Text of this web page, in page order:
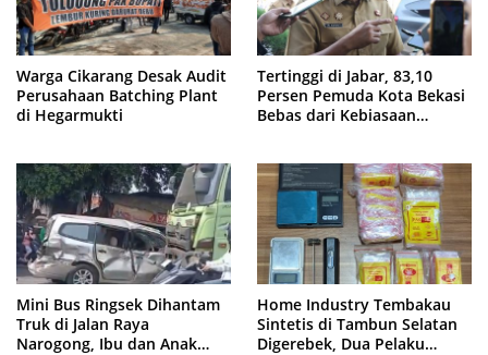
Warga Cikarang Desak Audit
Perusahaan Batching Plant
di Hegarmukti
Tertinggi di Jabar, 83,10
Persen Pemuda Kota Bekasi
Bebas dari Kebiasaan
Mini Bus Ringsek Dihantam
Truk di Jalan Raya
Narogong, Ibu dan Anak
Home Industry Tembakau
Sintetis di Tambun Selatan
Digerebek, Dua Pelaku